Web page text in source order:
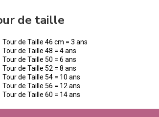
de taille
Tour de Taille 46 cm = 3 ans
Tour de Taille 48 = 4 ans
Tour de Taille 50 = 6 ans
Tour de Taille 52 = 8 ans
Tour de Taille 54 = 10 ans
Tour de Taille 56 = 12 ans
Tour de Taille 60 = 14 ans